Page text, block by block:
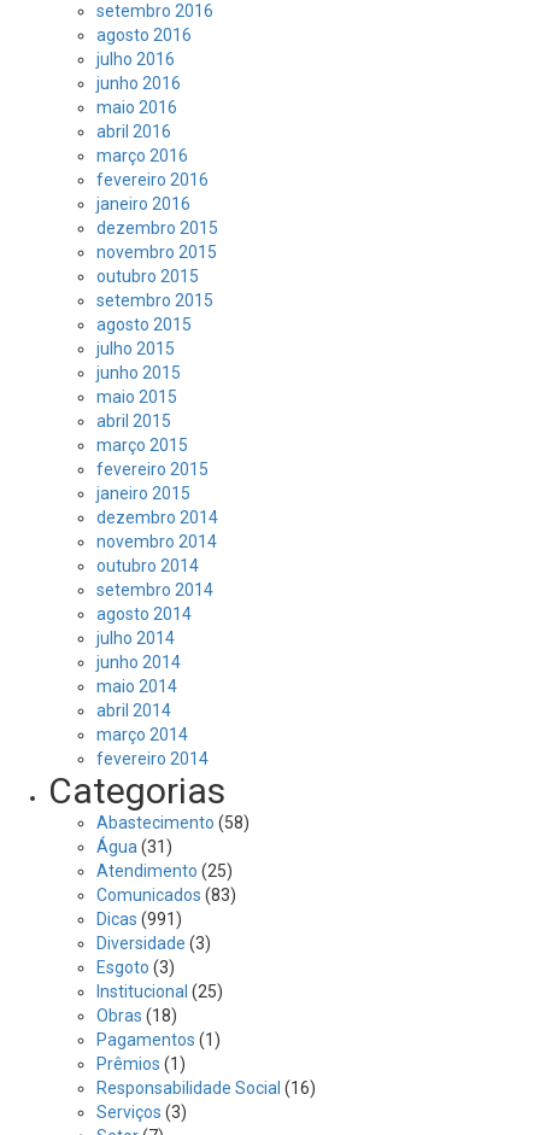
setembro 2016
agosto 2016
julho 2016
junho 2016
maio 2016
abril 2016
março 2016
fevereiro 2016
janeiro 2016
dezembro 2015
novembro 2015
outubro 2015
setembro 2015
agosto 2015
julho 2015
junho 2015
maio 2015
abril 2015
março 2015
fevereiro 2015
janeiro 2015
dezembro 2014
novembro 2014
outubro 2014
setembro 2014
agosto 2014
julho 2014
junho 2014
maio 2014
abril 2014
março 2014
fevereiro 2014
Categorias
Abastecimento (58)
Água (31)
Atendimento (25)
Comunicados (83)
Dicas (991)
Diversidade (3)
Esgoto (3)
Institucional (25)
Obras (18)
Pagamentos (1)
Prêmios (1)
Responsabilidade Social (16)
Serviços (3)